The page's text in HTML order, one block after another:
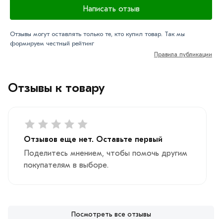
Отзывы к товару
Отзывов еще нет. Оставьте первый
Поделитесь мнением, чтобы помочь другим
покупателям в выборе.
Посмотреть все отзывы
Написать отзыв
Отзывы могут оставлять только те, кто купил товар. Так мы
формируем честный рейтинг
Правила публикации